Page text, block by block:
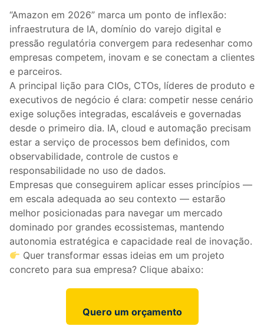
“Amazon em 2026” marca um ponto de inflexão:
infraestrutura de IA, domínio do varejo digital e
pressão regulatória convergem para redesenhar como
empresas competem, inovam e se conectam a clientes
e parceiros.
A principal lição para CIOs, CTOs, líderes de produto e
executivos de negócio é clara: competir nesse cenário
exige soluções integradas, escaláveis e governadas
desde o primeiro dia. IA, cloud e automação precisam
estar a serviço de processos bem definidos, com
observabilidade, controle de custos e
responsabilidade no uso de dados.
Empresas que conseguirem aplicar esses princípios —
em escala adequada ao seu contexto — estarão
melhor posicionadas para navegar um mercado
dominado por grandes ecossistemas, mantendo
autonomia estratégica e capacidade real de inovação.
Quer transformar essas ideias em um projeto
concreto para sua empresa? Clique abaixo:
Quero um orçamento